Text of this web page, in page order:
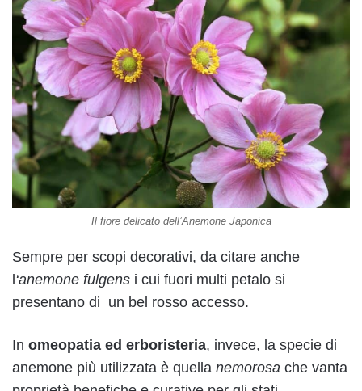
Il fiore delicato dell’Anemone Japonica
Sempre per scopi decorativi, da citare anche
‘anemone fulgens i cui fuori multi petalo si
presentano di un bel rosso accesso.
In omeopatia ed erboristeria, invece, la specie di
anemone più utilizzata è quella nemorosa che vanta